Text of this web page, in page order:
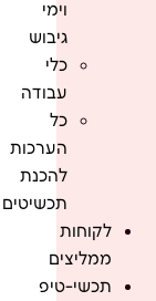
וימי
גיבוש
כלי
עבודה
כל
הערכות
להכנת
תכשיטים
לקוחות
ממליצים
תכשי-טיפ